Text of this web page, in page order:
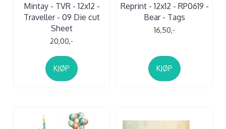
Mintay - TVR - 12x12 -
Traveller - 09 Die cut
Sheet
20,00,-
KJØP
Reprint - 12x12 - RP0619 -
Bear - Tags
16,50,-
KJØP